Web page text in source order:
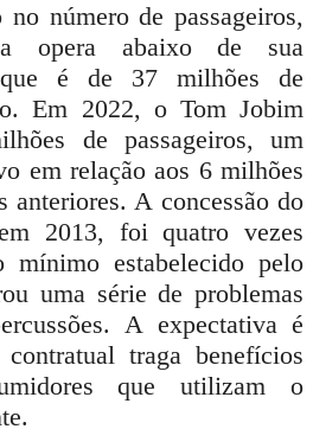
número de passageiros,
opera abaixo de sua
que é de 37 milhões de
Em 2022, o Tom Jobim
de passageiros, um
em relação aos 6 milhões
anteriores. A concessão do
2013, foi quatro vezes
estabelecido pelo
uma série de problemas
A expectativa é
traga benefícios
que utilizam o